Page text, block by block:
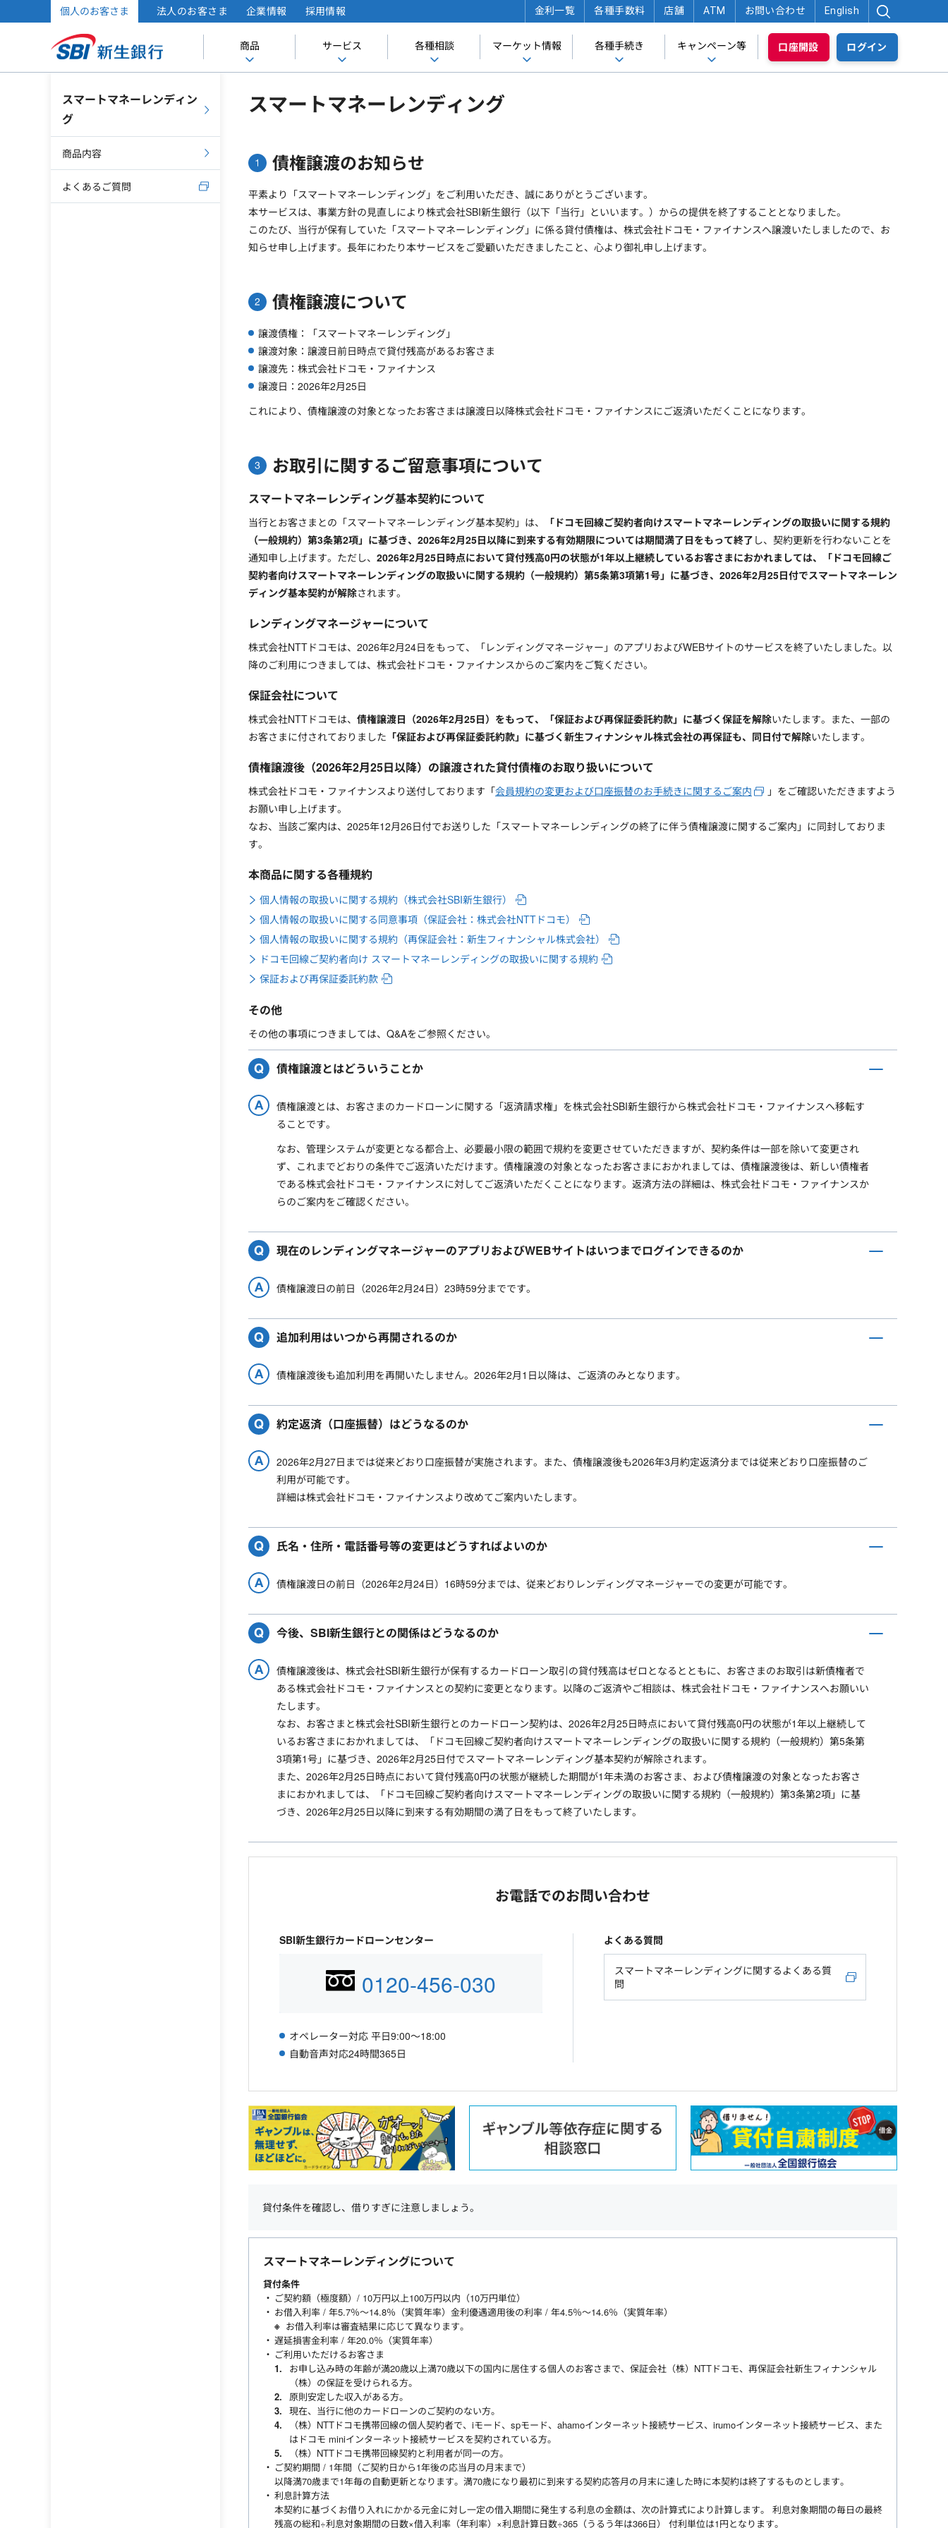
商品 サービス 各種相談 マーケット情報 各種手続き キャンペーン等 口座開設 ログイン
個人のお客さま 法人のお客さま 企業情報 採用情報 金利一覧 各種手数料 店舗 ATM お問い合わせ English
スマートマネーレンディング
債権譲渡のお知らせ
平素より「スマートマネーレンディング」をご利用いただき、誠にありがとうございます。
本サービスは、事業方針の見直しにより株式会社SBI新生銀行（以下「当行」といいます。）からの提供を終了することとなりました。
このたび、当行が保有していた「スマートマネーレンディング」に係る貸付債権は、株式会社ドコモ・ファイナンスへ譲渡いたしましたので、お
知らせ申し上げます。長年にわたり本サービスをご愛顧いただきましたこと、心より御礼申し上げます。
債権譲渡について
譲渡債権：「スマートマネーレンディング」
譲渡対象：譲渡日前日時点で貸付残高があるお客さま
譲渡先：株式会社ドコモ・ファイナンス
譲渡日：2026年2月25日
これにより、債権譲渡の対象となったお客さまは譲渡日以降株式会社ドコモ・ファイナンスにご返済いただくことになります。
お取引に関するご留意事項について
スマートマネーレンディング基本契約について
当行とお客さまとの「スマートマネーレンディング基本契約」は、
「ドコモ回線ご契約者向けスマートマネーレンディングの取扱いに関する規約
（一般規約）第3条第2項」に基づき、2026年2月25日以降に到来する有効期限については期間満了日をもって終了 し、契約更新を行わないことを
通知申し上げます。ただし、 2026年2月25日時点において貸付残高0円の状態が1年以上継続しているお客さまにおかれましては、「ドコモ回線ご
契約者向けスマートマネーレンディングの取扱いに関する規約（一般規約）第5条第3項第1号」に基づき、2026年2月25日付でスマートマネーレン
ディング基本契約が解除されます。
レンディングマネージャーについて
株式会社NTTドコモは、2026年2月24日をもって、「レンディングマネージャー」のアプリおよびWEBサイトのサービスを終了いたしました。以
降のご利用につきましては、株式会社ドコモ・ファイナンスからのご案内をご覧ください。
保証会社について
株式会社NTTドコモは、 債権譲渡日（2026年2月25日）をもって、「保証および再保証委託約款」に基づく保証を解除いたします。また、一部の
お客さまに付されておりました 「保証および再保証委託約款」に基づく新生フィナンシャル株式会社の再保証も、同日付で解除いたします。
債権譲渡後（2026年2月25日以降）の譲渡された貸付債権のお取り扱いについて
株式会社ドコモ・ファイナンスより送付しております「会員規約の変更および口座振替のお手続きに関するご案内
」をご確認いただきますよう
お願い申し上げます。
なお、当該ご案内は、2025年12月26日付でお送りした「スマートマネーレンディングの終了に伴う債権譲渡に関するご案内」に同封しておりま
す。
本商品に関する各種規約
個人情報の取扱いに関する規約（株式会社SBI新生銀行）
個人情報の取扱いに関する同意事項（保証会社：株式会社NTTドコモ）
個人情報の取扱いに関する規約（再保証会社：新生フィナンシャル株式会社）
ドコモ回線ご契約者向け スマートマネーレンディングの取扱いに関する規約
保証および再保証委託約款
その他
その他の事項につきましては、Q&Aをご参照ください。
債権譲渡とはどういうことか
債権譲渡とは、お客さまのカードローンに関する「返済請求権」を株式会社SBI新生銀行から株式会社ドコモ・ファイナンスへ移転す
ることです。
なお、管理システムが変更となる都合上、必要最小限の範囲で規約を変更させていただきますが、契約条件は一部を除いて変更され
ず、これまでどおりの条件でご返済いただけます。債権譲渡の対象となったお客さまにおかれましては、債権譲渡後は、新しい債権者
である株式会社ドコモ・ファイナンスに対してご返済いただくことになります。返済方法の詳細は、株式会社ドコモ・ファイナンスか
らのご案内をご確認ください。
現在のレンディングマネージャーのアプリおよびWEBサイトはいつまでログインできるのか
債権譲渡日の前日（2026年2月24日）23時59分までです。
追加利用はいつから再開されるのか
債権譲渡後も追加利用を再開いたしません。2026年2月1日以降は、ご返済のみとなります。
約定返済（口座振替）はどうなるのか
2026年2月27日までは従来どおり口座振替が実施されます。また、債権譲渡後も2026年3月約定返済分までは従来どおり口座振替のご
利用が可能です。
詳細は株式会社ドコモ・ファイナンスより改めてご案内いたします。
氏名・住所・電話番号等の変更はどうすればよいのか
債権譲渡日の前日（2026年2月24日）16時59分までは、従来どおりレンディングマネージャーでの変更が可能です。
今後、SBI新生銀行との関係はどうなるのか
債権譲渡後は、株式会社SBI新生銀行が保有するカードローン取引の貸付残高はゼロとなるとともに、お客さまのお取引は新債権者で
ある株式会社ドコモ・ファイナンスとの契約に変更となります。以降のご返済やご相談は、株式会社ドコモ・ファイナンスへお願いい
たします。
なお、お客さまと株式会社SBI新生銀行とのカードローン契約は、2026年2月25日時点において貸付残高0円の状態が1年以上継続して
いるお客さまにおかれましては、「ドコモ回線ご契約者向けスマートマネーレンディングの取扱いに関する規約（一般規約）第5条第
3項第1号」に基づき、2026年2月25日付でスマートマネーレンディング基本契約が解除されます。
また、2026年2月25日時点において貸付残高0円の状態が継続した期間が1年未満のお客さま、および債権譲渡の対象となったお客さ
まにおかれましては、「ドコモ回線ご契約者向けスマートマネーレンディングの取扱いに関する規約（一般規約）第3条第2項」に基
づき、2026年2月25日以降に到来する有効期間の満了日をもって終了いたします。
お電話でのお問い合わせ
SBI新生銀行カードローンセンター
0120-456-030
オペレーター対応 平日9:00～18:00
自動音声対応24時間365日
よくある質問
スマートマネーレンディングに関するよくある質
問
貸付条件を確認し、借りすぎに注意しましょう。
スマートマネーレンディングについて
貸付条件
ご契約額（極度額）/ 10万円以上100万円以内（10万円単位）
お借入利率 / 年5.7％～14.8％（実質年率）金利優遇適用後の利率 / 年4.5％～14.6％（実質年率）
お借入利率は審査結果に応じて異なります。
遅延損害金利率 / 年20.0％（実質年率）
ご利用いただけるお客さま
お申し込み時の年齢が満20歳以上満70歳以下の国内に居住する個人のお客さまで、保証会社（株）NTTドコモ、再保証会社新生フィナンシャル
（株）の保証を受けられる方。
原則安定した収入がある方。
現在、当行に他のカードローンのご契約のない方。
（株）NTTドコモ携帯回線の個人契約者で、iモード、spモード、ahamoインターネット接続サービス、irumoインターネット接続サービス、また
はドコモ miniインターネット接続サービスを契約されている方。
（株）NTTドコモ携帯回線契約と利用者が同一の方。
ご契約期間 / 1年間（ご契約日から1年後の応当月の月末まで）
以降満70歳まで1年毎の自動更新となります。満70歳になり最初に到来する契約応答月の月末に達した時に本契約は終了するものとします。
利息計算方法
本契約に基づくお借り入れにかかる元金に対し一定の借入期間に発生する利息の金額は、次の計算式により計算します。 利息対象期間の毎日の最終
残高の総和÷利息対象期間の日数×借入利率（年利率）×利息計算日数÷365（うるう年は366日） 付利単位は1円となります。
スマートマネーレンディン
グ
商品内容
よくあるご質問